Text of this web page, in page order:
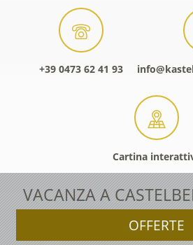
+39 0473 62 41 93
Cartina
VACANZA A
OFFERTE